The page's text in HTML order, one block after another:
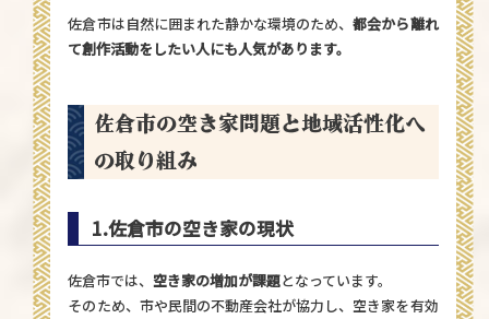
佐倉市は自然に囲まれた静かな環境のため、都会から離れ
て創作活動をしたい人にも人気があります。
佐倉市の空き家問題と地域活性化へ
の取り組み
1.佐倉市の空き家の現状
佐倉市では、空き家の増加が課題となっています。
そのため、市や民間の不動産会社が協力し、空き家を有効